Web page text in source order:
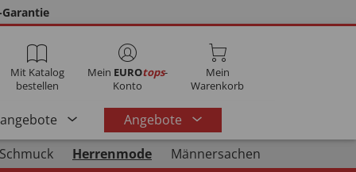
Mit Katalog
bestellen
Mein EUROtops-
Konto
Mein
Warenkorb
Angebote
Herrenmode
Männersachen